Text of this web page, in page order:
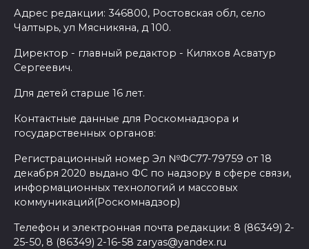
Адрес редакции: 346800, Ростовская обл, село
Чалтырь, ул Мясникяна, д 100.
Директор - главный редактор - Киляхов Асватур
Сергеевич.
Для детей старше 16 лет.
Контактные данные для Роскомнадзора и
государственных органов:
Регистрационный номер Эл №ФС77-79759 от 18
декабря 2020 выдано ФС по надзору в сфере связи,
информационных технологий и массовых
коммуникаций(Роскомнадзор)
Телефон и электронная почта редакции: 8 (86349) 2-
25-50, 8 (86349) 2-16-58 zaryas@yandex.ru